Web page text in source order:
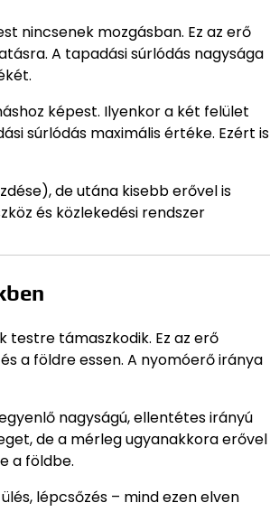
nincsenek mozgásban. Ez az erő
A tapadási súrlódás nagysága
képest. Ilyenkor a két felület
súrlódás maximális értéke. Ezért is
de utána kisebb erővel is
és közlekedési rendszer
támaszkodik. Ez az erő
a földre essen. A nyomóerő iránya
nagyságú, ellentétes irányú
de a mérleg ugyanakkora erővel
a földbe.
lépcsőzés – mind ezen elven